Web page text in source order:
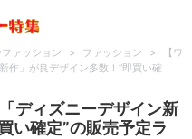
ァッション > ファッション >
【ワ
作」が良デザイン多数！“即買い確
ディズニーデザイン新
い確定”の販売予定ラ